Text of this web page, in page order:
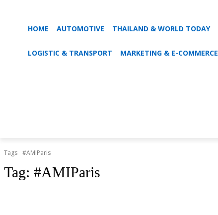
HOME AUTOMOTIVE THAILAND & WORLD TODAY
LOGISTIC & TRANSPORT MARKETING & E-COMMERCE
Tags #AMIParis
Tag: #AMIParis